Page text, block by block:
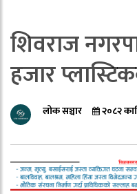
शिवराज
हजार
लोक सञ्चार २०८२